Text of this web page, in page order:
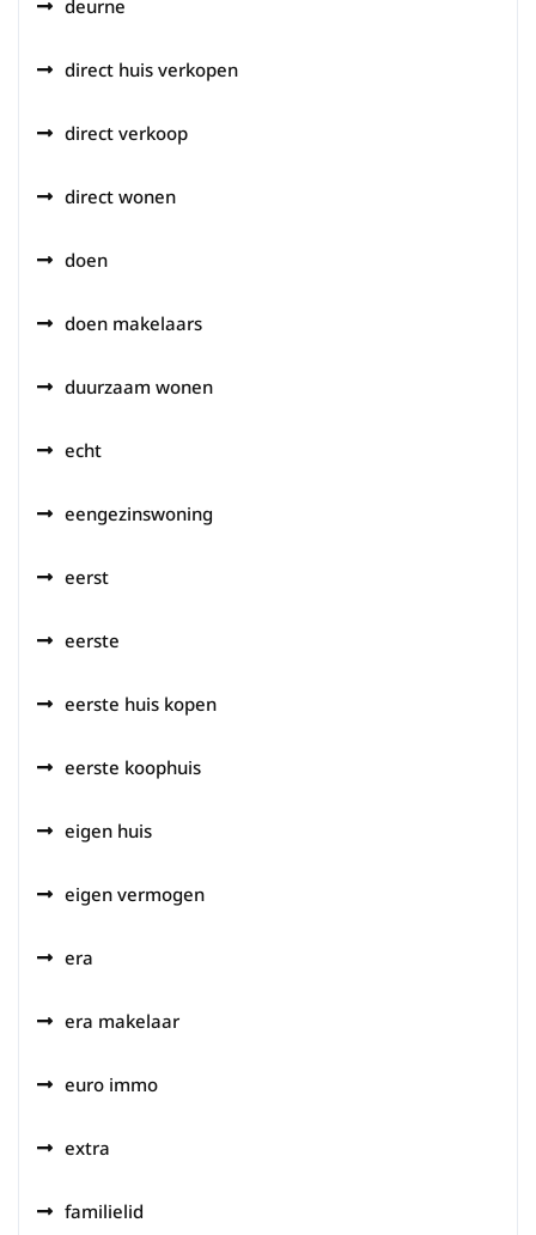
deurne
direct huis verkopen
direct verkoop
direct wonen
doen
doen makelaars
duurzaam wonen
echt
eengezinswoning
eerst
eerste
eerste huis kopen
eerste koophuis
eigen huis
eigen vermogen
era
era makelaar
euro immo
extra
familielid